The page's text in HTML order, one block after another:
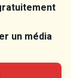
un média